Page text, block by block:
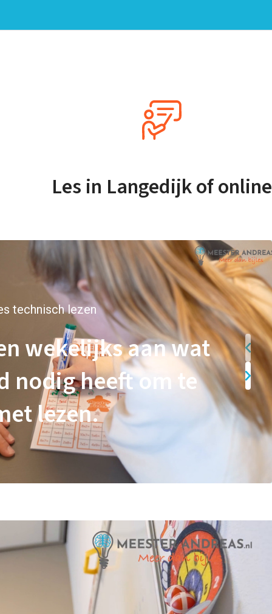
oefenen
Technisch lezen
Les in Langedijk of online
technisch lezen
wekelijks aan wat
nodig heeft om te
lezen.